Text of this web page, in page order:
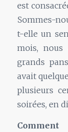
est
Sommes-
t-elle un
mois, nous
grands
avait
plusieurs
soirées, en